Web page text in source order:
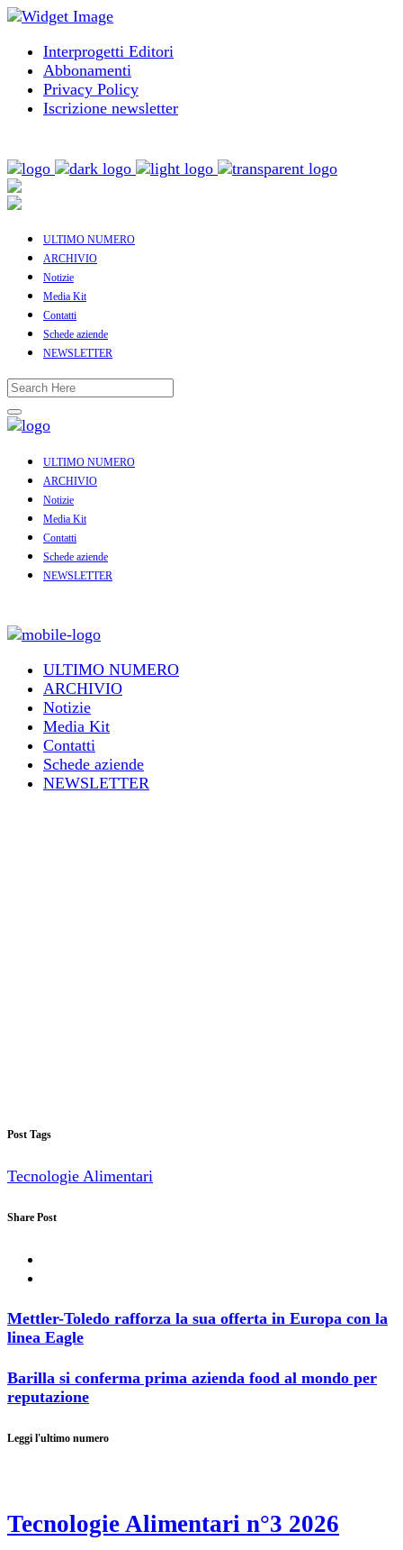
Interprogetti Editori
Abbonamenti
Privacy Policy
Iscrizione newsletter
ULTIMO NUMERO
ARCHIVIO
Notizie
Media Kit
Contatti
Schede aziende
NEWSLETTER
ULTIMO NUMERO
ARCHIVIO
Notizie
Media Kit
Contatti
Schede aziende
NEWSLETTER
ULTIMO NUMERO
ARCHIVIO
Notizie
Media Kit
Contatti
Schede aziende
NEWSLETTER
Post Tags
Tecnologie Alimentari
Share Post
Mettler-Toledo rafforza la sua offerta in Europa con la
linea Eagle
Barilla si conferma prima azienda food al mondo per
reputazione
Leggi l'ultimo numero
Tecnologie Alimentari n°3 2026